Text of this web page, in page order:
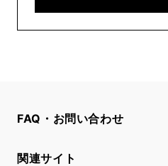
FAQ・お問い合わせ
関連サイト